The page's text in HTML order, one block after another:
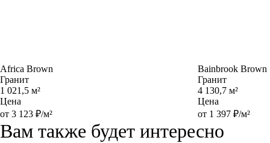
Africa Brown
Гранит
1 021,5 м²
Цена
от 3 123 ₽/м²
Bainbrook Brown
Гранит
4 130,7 м²
Цена
от 1 397 ₽/м²
Вам также будет интересно